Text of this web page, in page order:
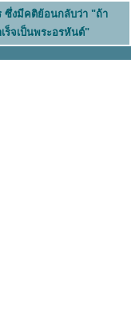
ซึ่งมีคติย้อนกลับว่า "ถ้า
ร็จเป็นพระอรหันต์"